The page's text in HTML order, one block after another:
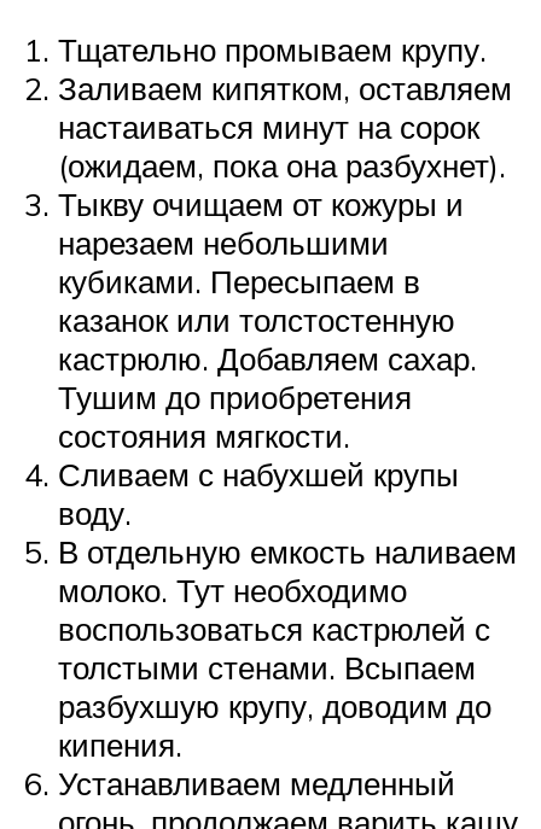
Тщательно промываем крупу.
Заливаем кипятком, оставляем
настаиваться минут на сорок
(ожидаем, пока она разбухнет).
Тыкву очищаем от кожуры и
нарезаем небольшими
кубиками. Пересыпаем в
казанок или толстостенную
кастрюлю. Добавляем сахар.
Тушим до приобретения
состояния мягкости.
Сливаем с набухшей крупы
воду.
В отдельную емкость наливаем
молоко. Тут необходимо
воспользоваться кастрюлей с
толстыми стенами. Всыпаем
разбухшую крупу, доводим до
кипения.
Устанавливаем медленный
огонь, продолжаем варить кашу